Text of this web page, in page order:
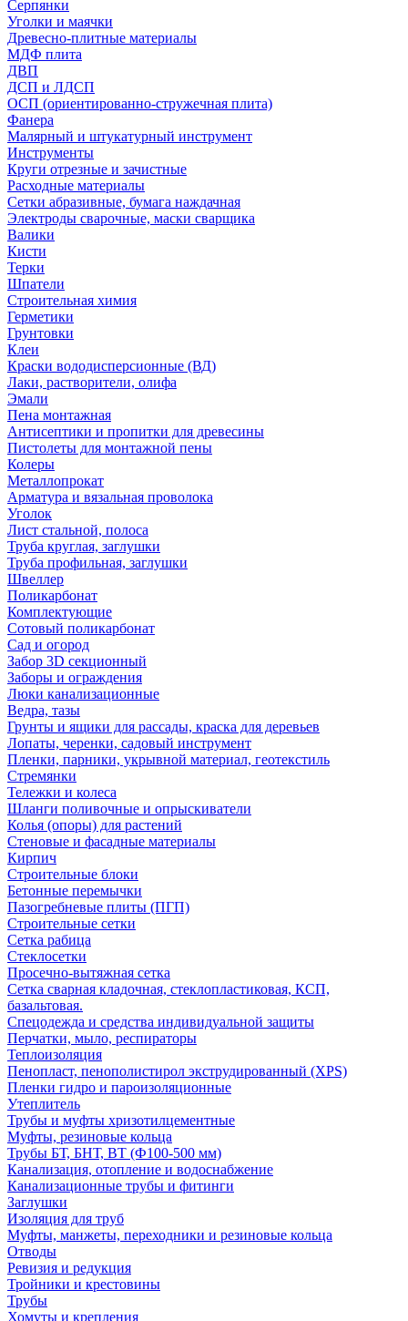
Серпянки
Уголки и маячки
Древесно-плитные материалы
МДФ плита
ДВП
ДСП и ЛДСП
ОСП (ориентированно-стружечная плита)
Фанера
Малярный и штукатурный инструмент
Инструменты
Круги отрезные и зачистные
Расходные материалы
Сетки абразивные, бумага наждачная
Электроды сварочные, маски сварщика
Валики
Кисти
Терки
Шпатели
Строительная химия
Герметики
Грунтовки
Клеи
Краски вододисперсионные (ВД)
Лаки, растворители, олифа
Эмали
Пена монтажная
Антисептики и пропитки для древесины
Пистолеты для монтажной пены
Колеры
Металлопрокат
Арматура и вязальная проволока
Уголок
Лист стальной, полоса
Труба круглая, заглушки
Труба профильная, заглушки
Швеллер
Поликарбонат
Комплектующие
Сотовый поликарбонат
Сад и огород
Забор 3D секционный
Заборы и ограждения
Люки канализационные
Ведра, тазы
Грунты и ящики для рассады, краска для деревьев
Лопаты, черенки, садовый инструмент
Пленки, парники, укрывной материал, геотекстиль
Стремянки
Тележки и колеса
Шланги поливочные и опрыскиватели
Колья (опоры) для растений
Стеновые и фасадные материалы
Кирпич
Строительные блоки
Бетонные перемычки
Пазогребневые плиты (ПГП)
Строительные сетки
Сетка рабица
Стеклосетки
Просечно-вытяжная сетка
Сетка сварная кладочная, стеклопластиковая, КСП,
базальтовая.
Спецодежда и средства индивидуальной защиты
Перчатки, мыло, респираторы
Теплоизоляция
Пенопласт, пенополистирол экструдированный (XPS)
Пленки гидро и пароизоляционные
Утеплитель
Трубы и муфты хризотилцементные
Муфты, резиновые кольца
Трубы БТ, БНТ, ВТ (Ф100-500 мм)
Канализация, отопление и водоснабжение
Канализационные трубы и фитинги
Заглушки
Изоляция для труб
Муфты, манжеты, переходники и резиновые кольца
Отводы
Ревизия и редукция
Тройники и крестовины
Трубы
Хомуты и крепления